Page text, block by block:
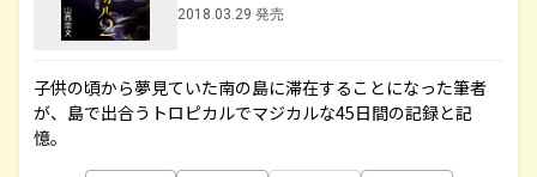
2018.03.29 発売
子供の頃から夢見ていた南の島に滞在することになった筆者
が、島で出合うトロピカルでマジカルな45日間の記録と記
憶。